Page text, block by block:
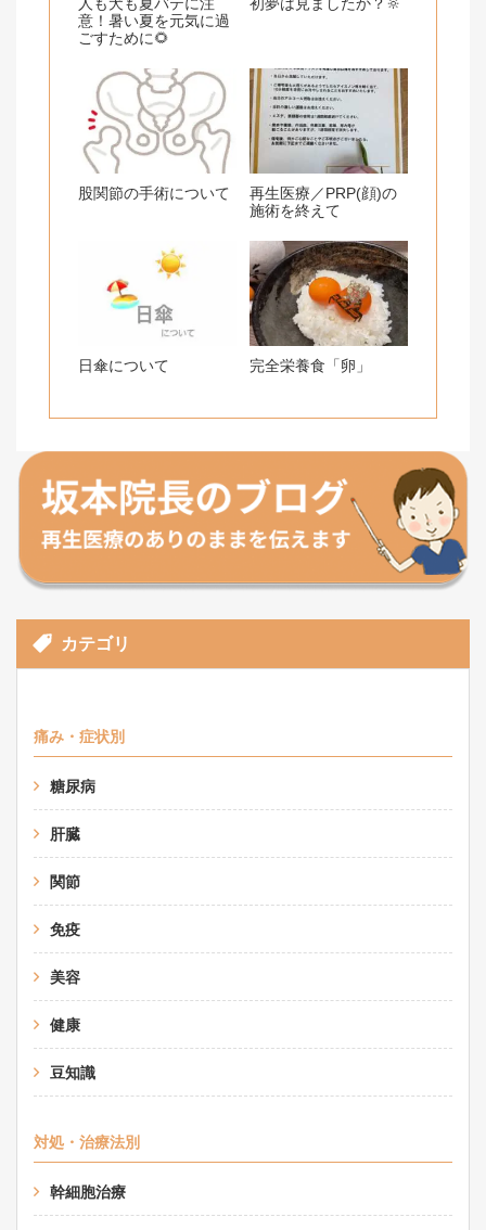
意！暑い夏を元気に過
ごすために🌻
股関節の手術について
再生医療／PRP(顔)の
施術を終えて
日傘について 完全栄養食「卵」
カテゴリ
痛み・症状別
糖尿病
肝臓
関節
免疫
美容
健康
豆知識
対処・治療法別
幹細胞治療